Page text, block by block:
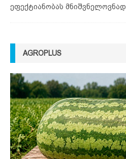
ეფექტიანობას მნიშვნელოვნად
AGROPLUS